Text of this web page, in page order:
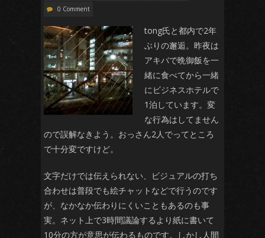
0 Comment
tong氏と都内で2年
ぶりの邂逅。昨夜は
アキバで晩御飯を一
緒に食べてから一緒
にビジネスホテルで
1泊しています。変
な行為はしてません
ので誤解なきよう。おっさん2人でってところ
で十分変ですけど。
文字だけでは伝えられない、ビジュアルの打ち
合わせは普段でも絵チャットなどで行うのです
が、なかなか伝わりにくいこともあるのも事
実。ネット上で3時間議論するより紙に書いて
10分の方が意思が伝わるものです。しかし人間